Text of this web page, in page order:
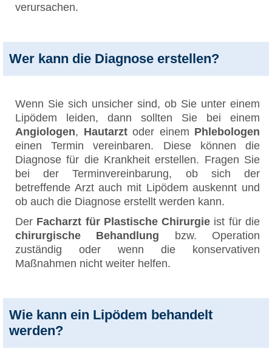
verursachen.
Wer kann die Diagnose erstellen?
Wenn Sie sich unsicher sind, ob Sie unter einem
Lipödem leiden, dann sollten Sie bei einem
Angiologen, Hautarztoder einem Phlebologen
einen Termin vereinbaren. Diese können die
Diagnose für die Krankheit erstellen. Fragen Sie
bei der Terminvereinbarung, ob sich der
betreffende Arzt auch mit Lipödem auskennt und
ob auch die Diagnose erstellt werden kann.
Der Facharzt für Plastische Chirurgie ist für die
chirurgische Behandlung bzw. Operation
zuständig oder wenn die konservativen
Maßnahmen nicht weiter helfen.
Wie kann ein Lipödem behandelt
werden?